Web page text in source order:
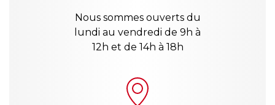
Nous sommes ouverts du
lundi au vendredi de 9h à
12h et de 14h à 18h